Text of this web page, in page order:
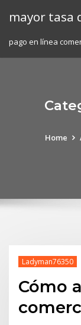
mayor tasa
pago en línea
Home
Ladyman76350
Cómo